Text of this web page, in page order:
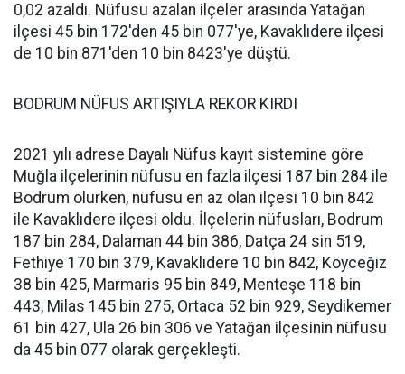
0,02 azaldı. Nüfusu azalan ilçeler arasında Yatağan
ilçesi 45 bin 172'den 45 bin 077'ye, Kavaklıdere ilçesi
de 10 bin 871'den 10 bin 8423'ye düştü.
BODRUM NÜFUS ARTIŞIYLA REKOR KIRDI
2021 yılı adrese Dayalı Nüfus kayıt sistemine göre
Muğla ilçelerinin nüfusu en fazla ilçesi 187 bin 284 ile
Bodrum olurken, nüfusu en az olan ilçesi 10 bin 842
ile Kavaklıdere ilçesi oldu. İlçelerin nüfusları, Bodrum
187 bin 284, Dalaman 44 bin 386, Datça 24 sin 519,
Fethiye 170 bin 379, Kavaklıdere 10 bin 842, Köyceğiz
38 bin 425, Marmaris 95 bin 849, Menteşe 118 bin
443, Milas 145 bin 275, Ortaca 52 bin 929, Seydikemer
61 bin 427, Ula 26 bin 306 ve Yatağan ilçesinin nüfusu
da 45 bin 077 olarak gerçekleşti.